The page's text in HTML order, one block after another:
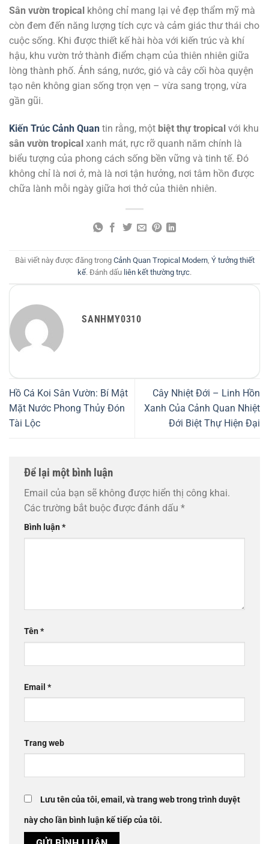
Sân vườn tropical không chỉ mang lại vẻ đẹp thẩm mỹ mà
còn đem đến năng lượng tích cực và cảm giác thư thái cho
cuộc sống. Khi được thiết kế hài hòa với kiến trúc và khí
hậu, khu vườn trở thành điểm chạm của thiên nhiên giữa
lòng thành phố. Ánh sáng, nước, gió và cây cối hòa quyện
tạo nên không gian sống trọn vẹn – vừa sang trọng, vừa
gần gũi.
Kiến Trúc Cảnh Quan tin rằng, một biệt thự tropical với khu
sân vườn tropical xanh mát, rực rỡ quanh năm chính là
biểu tượng của phong cách sống bền vững và tinh tế. Đó
không chỉ là nơi ở, mà là nơi tận hưởng, nơi tâm hồn được
chữa lành mỗi ngày giữa hơi thở của thiên nhiên.
Bài viết này được đăng trong Cảnh Quan Tropical Modern, Ý tưởng thiết
kế. Đánh dấu liên kết thường trực.
SANHMY0310
Hồ Cá Koi Sân Vườn: Bí Mật
Mặt Nước Phong Thủy Đón
Tài Lộc
Cây Nhiệt Đới – Linh Hồn
Xanh Của Cảnh Quan Nhiệt
Đới Biệt Thự Hiện Đại
Để lại một bình luận
Email của bạn sẽ không được hiển thị công khai.
Các trường bắt buộc được đánh dấu *
Bình luận*
Tên*
Email *
Trang web
Lưu tên của tôi, email, và trang web trong trình duyệt
này cho lần bình luận kế tiếp của tôi.